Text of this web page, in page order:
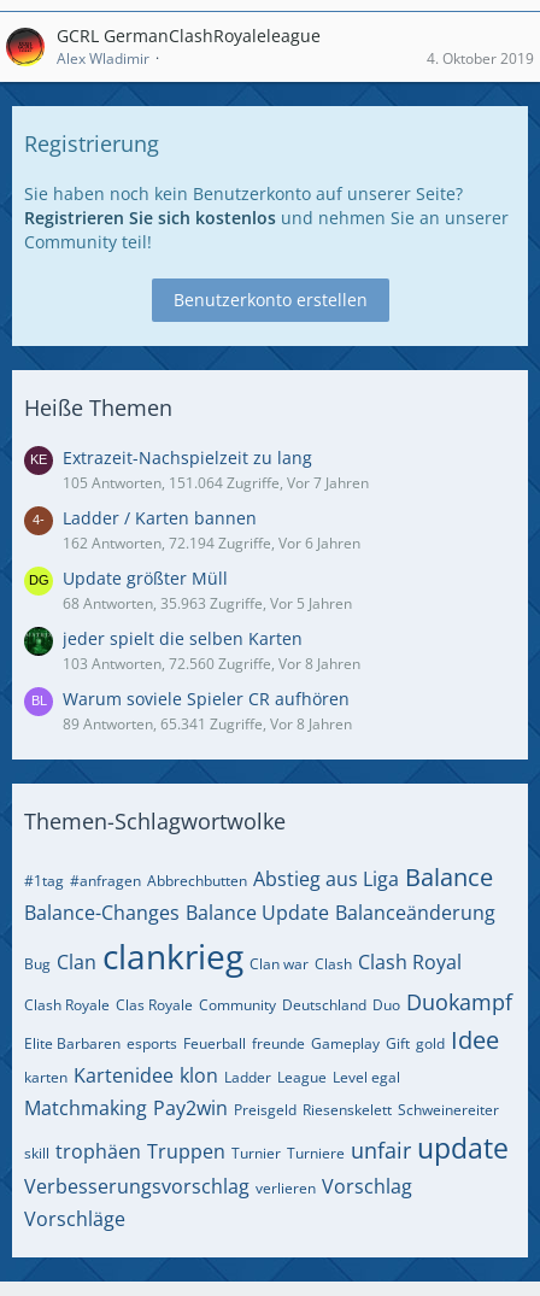
GCRL GermanClashRoyaleleague
Alex Wladimir 4. Oktober 2019
Registrierung
Sie haben noch kein Benutzerkonto auf unserer Seite?
Registrieren Sie sich kostenlos und nehmen Sie an unserer
Community teil!
Benutzerkonto erstellen
Heiße Themen
Extrazeit-Nachspielzeit zu lang
105 Antworten, 151.064 Zugriffe, Vor 7 Jahren
Ladder / Karten bannen
162 Antworten, 72.194 Zugriffe, Vor 6 Jahren
Update größter Müll
68 Antworten, 35.963 Zugriffe, Vor 5 Jahren
jeder spielt die selben Karten
103 Antworten, 72.560 Zugriffe, Vor 8 Jahren
Warum soviele Spieler CR aufhören
89 Antworten, 65.341 Zugriffe, Vor 8 Jahren
Themen-Schlagwortwolke
#1tag #anfragen Abbrechbutten Abstieg aus Liga Balance
Balance-Changes Balance Update Balanceänderung
Bug Clan clankrieg Clan war Clash Clash Royal
Clash Royale Clas Royale Community Deutschland Duo Duokampf
Elite Barbaren esports Feuerball freunde Gameplay Gift gold Idee
karten Kartenidee klon Ladder League Level egal
Matchmaking Pay2win Preisgeld Riesenskelett Schweinereiter
skill trophäen Truppen Turnier Turniere unfair update
Verbesserungsvorschlag verlieren Vorschlag
Vorschläge